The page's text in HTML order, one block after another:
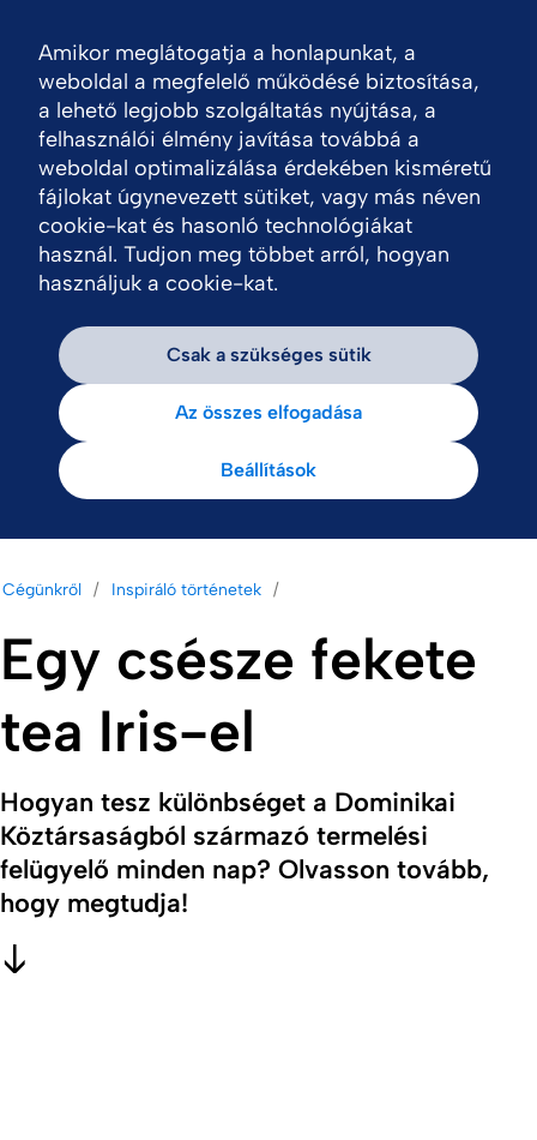
Cégünkről Inspiráló történetek
Egy csésze fekete
tea Iris-el
Hogyan tesz különbséget a Dominikai
Köztársaságból származó termelési
felügyelő minden nap? Olvasson tovább,
hogy megtudja!
Amikor meglátogatja a honlapunkat, a
weboldal a megfelelő működésé biztosítása,
a lehető legjobb szolgáltatás nyújtása, a
felhasználói élmény javítása továbbá a
weboldal optimalizálása érdekében kisméretű
fájlokat úgynevezett sütiket, vagy más néven
cookie-kat és hasonló technológiákat
használ. Tudjon meg többet arról, hogyan
használjuk a cookie-kat.
Csak a szükséges sütik
Az összes elfogadása
Beállítások